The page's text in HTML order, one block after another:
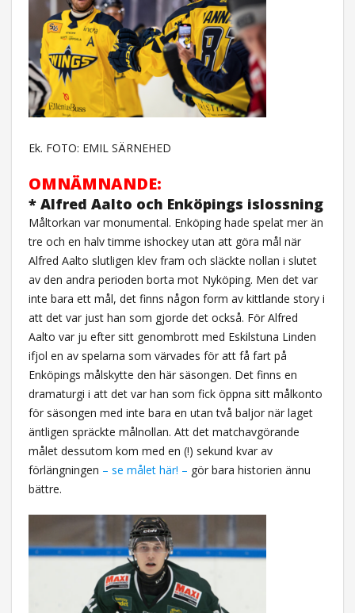
Ek. FOTO: EMIL SÄRNEHED
OMNÄMNANDE:
* Alfred Aalto och Enköpings islossning
Måltorkan var monumental. Enköping hade spelat mer än
tre och en halv timme ishockey utan att göra mål när
Alfred Aalto slutligen klev fram och släckte nollan i slutet
av den andra perioden borta mot Nyköping. Men det var
inte bara ett mål, det finns någon form av kittlande story i
att det var just han som gjorde det också. För Alfred
Aalto var ju efter sitt genombrott med Eskilstuna Linden
ifjol en av spelarna som värvades för att få fart på
Enköpings målskytte den här säsongen. Det finns en
dramaturgi i att det var han som fick öppna sitt målkonto
för säsongen med inte bara en utan två baljor när laget
äntligen spräckte målnollan. Att det matchavgörande
målet dessutom kom med en (!) sekund kvar av
förlängningen – se målet här! – gör bara historien ännu
bättre.